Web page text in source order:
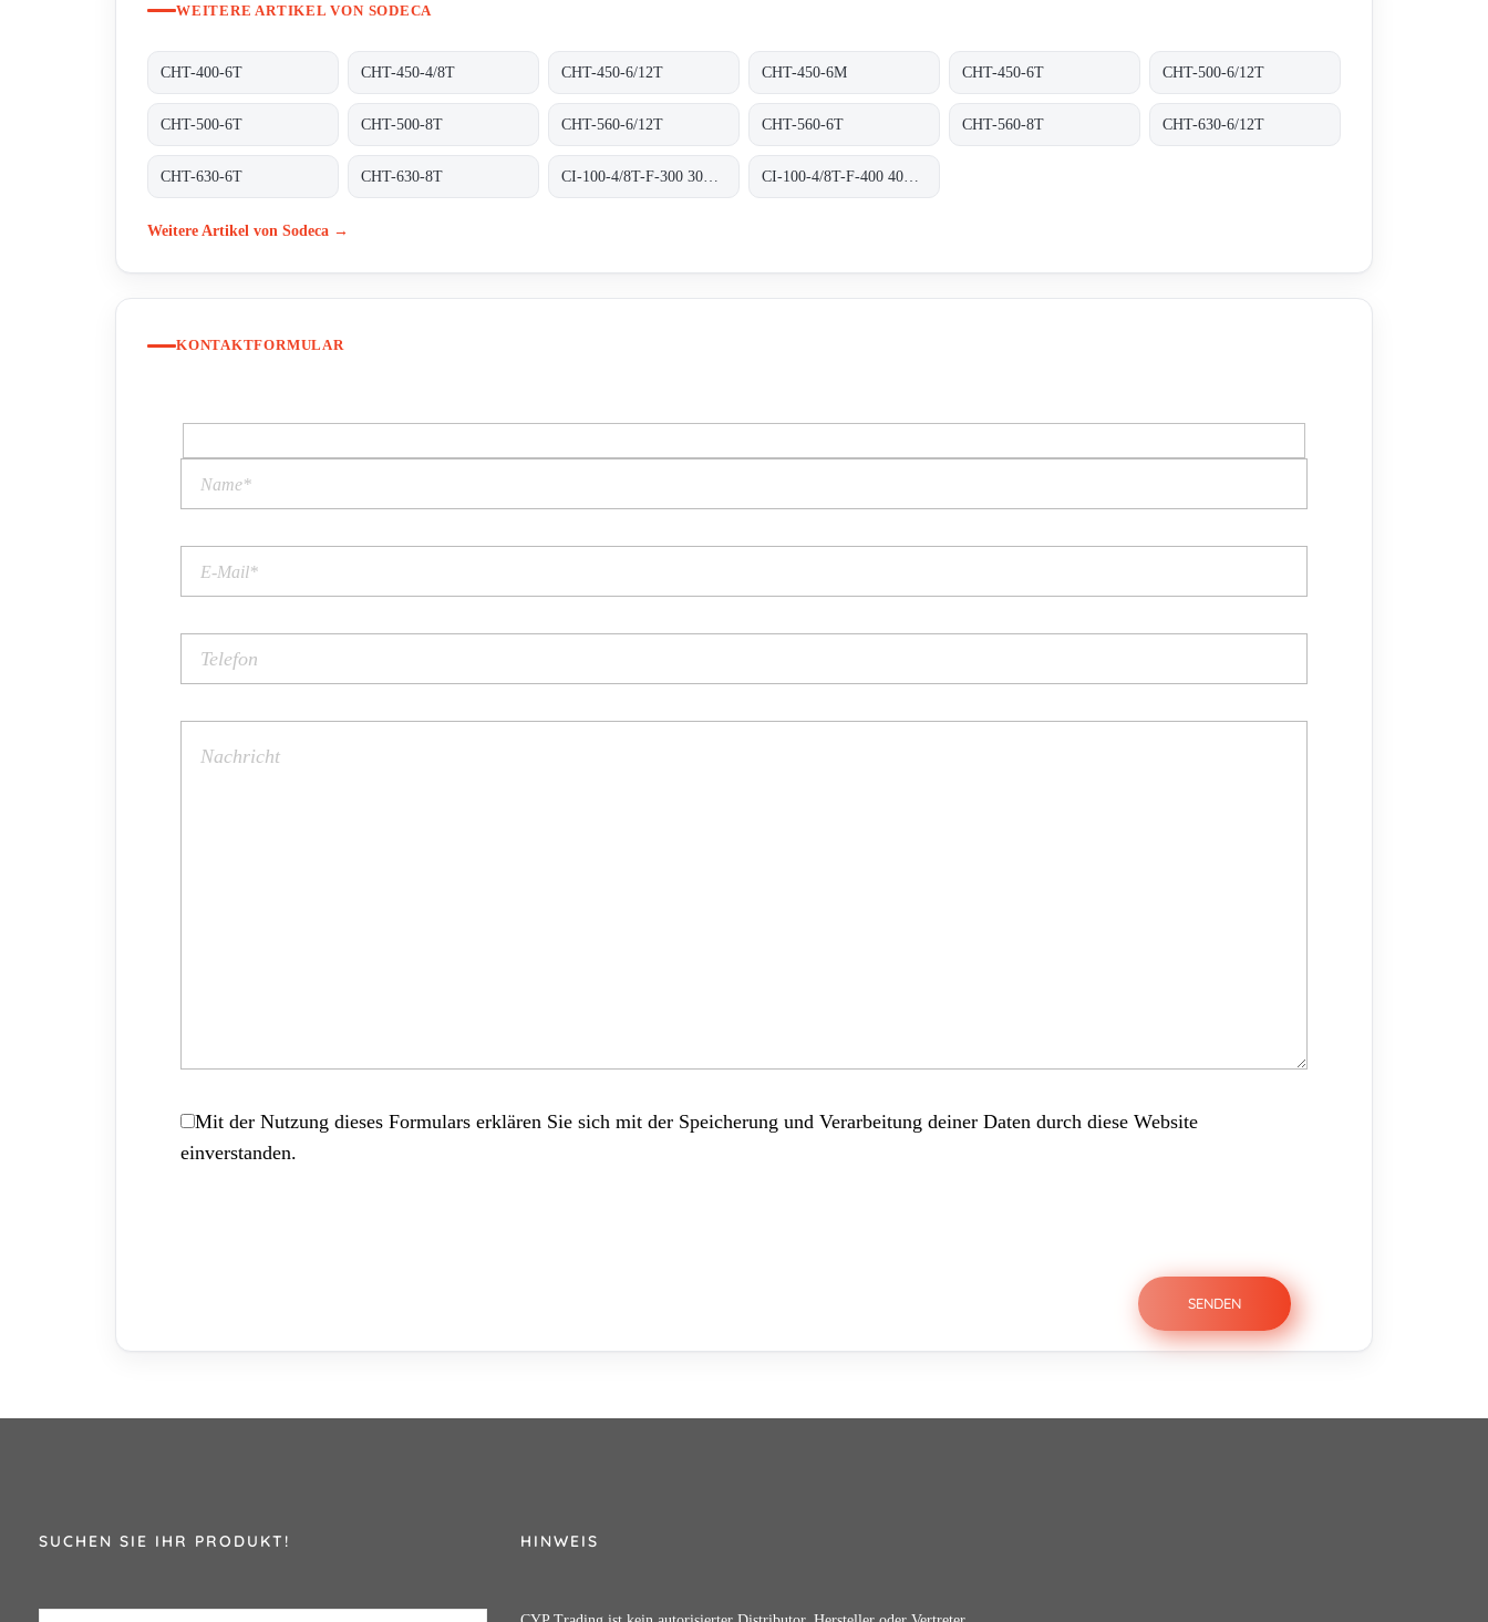
WEITERE ARTIKEL VON SODECA
CHT-400-6T CHT-450-4/8T CHT-450-6/12T CHT-450-6M CHT-450-6T CHT-500-6/12T
CHT-500-6T CHT-500-8T CHT-560-6/12T CHT-560-6T CHT-560-8T CHT-630-6/12T
CHT-630-6T CHT-630-8T
Weitere Artikel von Sodeca →
KONTAKTFORMULAR
Mit der Nutzung dieses Formulars erklären Sie sich mit der Speicherung und Verarbeitung deiner Daten durch diese Website
einverstanden.
SUCHEN SIE IHR PRODUKT! HINWEIS